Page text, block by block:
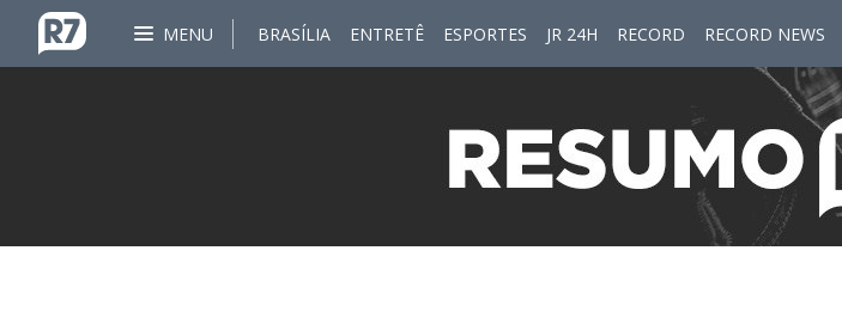
MENU BRASÍLIA ENTRETÊ ESPORTES JR 24H RECORD RECORD NEWS